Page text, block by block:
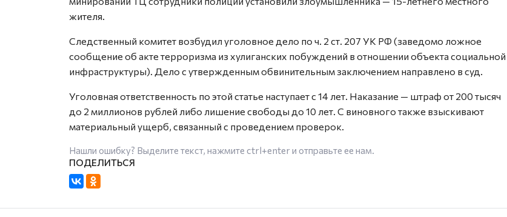
жителя.
Следственный комитет возбудил уголовное дело по ч. 2 ст. 207 УК РФ (заведомо ложное
сообщение об акте терроризма из хулиганских побуждений в отношении объекта социальной
инфраструктуры). Дело с утвержденным обвинительным заключением направлено в суд.
Уголовная ответственность по этой статье наступает с 14 лет. Наказание — штраф от 200 тысяч
до 2 миллионов рублей либо лишение свободы до 10 лет. С виновного также взыскивают
материальный ущерб, связанный с проведением проверок.
Нашли ошибку? Выделите текст, нажмите ctrl+enterи отправьте ее нам.